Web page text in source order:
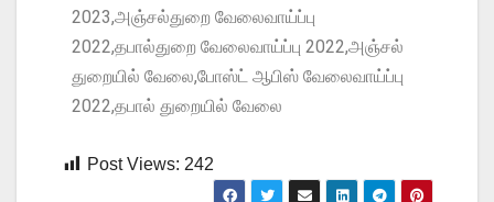
2023,அஞ்சல்துறை வேலைவாய்ப்பு
2022,தபால்துறை வேலைவாய்ப்பு 2022,அஞ்சல்
துறையில் வேலை,போஸ்ட் ஆபிஸ் வேலைவாய்ப்பு
2022,தபால் துறையில் வேலை
Post Views: 242